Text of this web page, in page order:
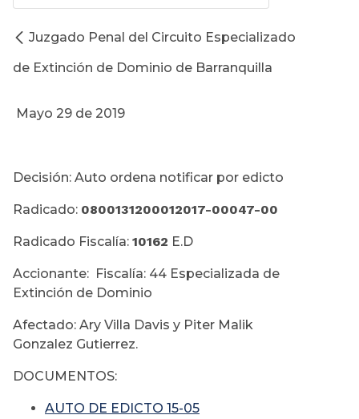
Juzgado Penal del Circuito Especializado
de Extinción de Dominio de Barranquilla
Mayo 29 de 2019
Decisión: Auto ordena notificar por edicto
Radicado: 0800131200012017-00047-00
Radicado Fiscalía: 10162 E.D
Accionante: Fiscalía: 44 Especializada de
Extinción de Dominio
Afectado: Ary Villa Davis y Piter Malik
Gonzalez Gutierrez.
DOCUMENTOS:
AUTO DE EDICTO 15-05